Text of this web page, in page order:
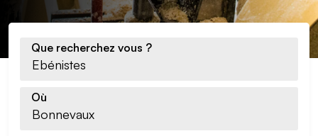
Que recherchez vous ?
Où